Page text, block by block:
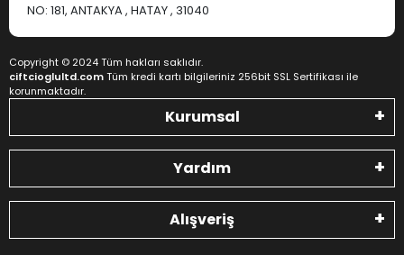
NO: 181, ANTAKYA , HATAY , 31040
Copyright © 2024 Tüm hakları saklıdır.
ciftcioglultd.comTüm kredi kartı bilgileriniz 256bit SSL Sertifikası ile
korunmaktadır.
Kurumsal
Yardım
Alışveriş